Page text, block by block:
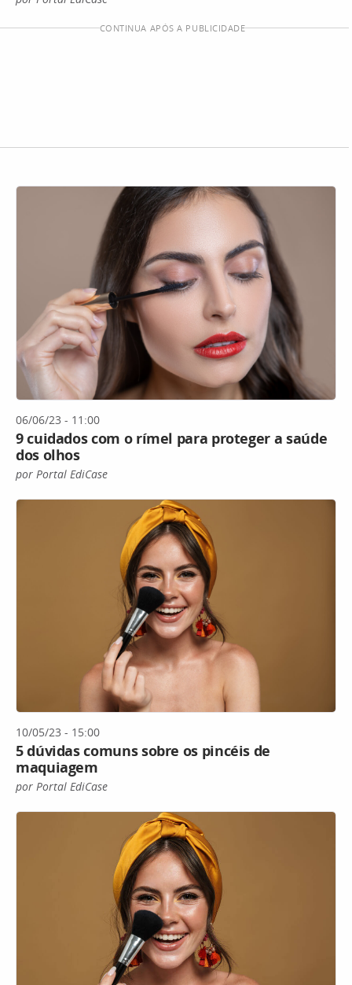
CONTINUA APÓS A PUBLICIDADE
06/06/23 - 11:00
9 cuidados com o rímel para proteger a saúde
dos olhos
por Portal EdiCase
10/05/23 - 15:00
5 dúvidas comuns sobre os pincéis de
maquiagem
por Portal EdiCase